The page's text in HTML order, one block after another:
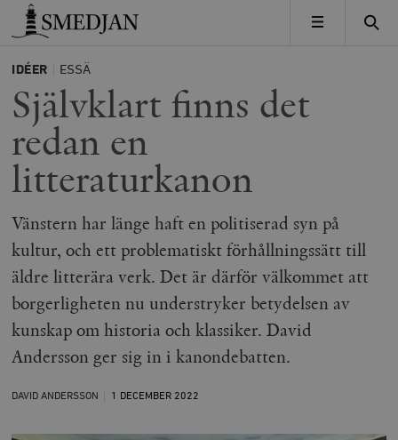
Timbro
MENY
IDÉER ESSÄ
Självklart finns det
redan en
litteraturkanon
Vänstern har länge haft en politiserad syn på
kultur, och ett problematiskt förhållningssätt till
äldre litterära verk. Det är därför välkommet att
borgerligheten nu understryker betydelsen av
kunskap om historia och klassiker. David
Andersson ger sig in i kanondebatten.
DAVID ANDERSSON 1 DECEMBER 2022